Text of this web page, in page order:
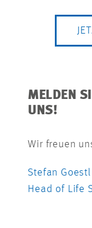
MELDEN
UNS!
Wir freuen
Stefan Goestl
Head of Life